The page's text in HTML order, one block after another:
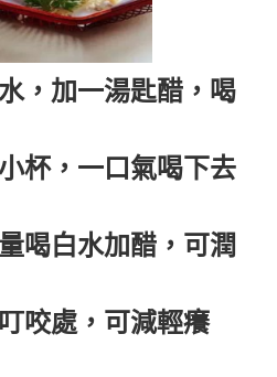
，加一湯匙醋，喝
杯，一口氣喝下去
喝白水加醋，可潤
咬處，可減輕癢